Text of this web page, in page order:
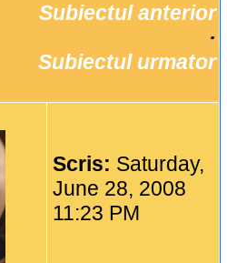
Subiectul anterior
Subiectul urmator
Scris: Saturday,
June 28, 2008
11:23 PM